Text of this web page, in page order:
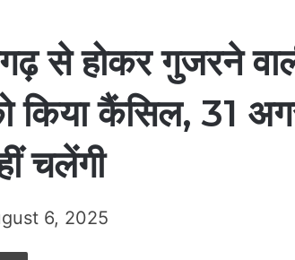
से होकर गुजरने
किया कैंसिल, 31
चलेंगी
6, 2025
Email Print